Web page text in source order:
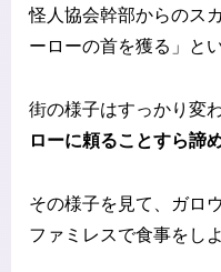
怪人協会幹部からのス
ーローの首を獲る」と
街の様子はすっかり変
ローに頼ることすら諦
その様子を見て、ガロ
ファミレスで食事をし